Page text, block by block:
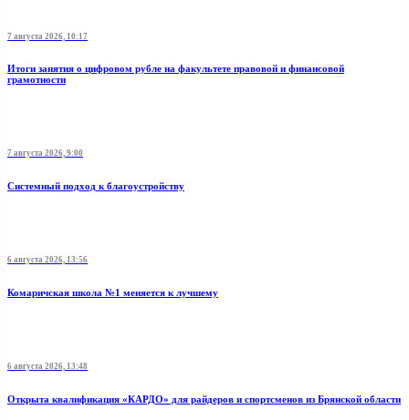
7 августа 2026, 10:17
Итоги занятия о цифровом рубле на факультете правовой и финансовой
грамотности
7 августа 2026, 9:00
Системный подход к благоустройству
6 августа 2026, 13:56
Комаричская школа №1 меняется к лучшему
6 августа 2026, 13:48
Открыта квалификация «КАРДО» для райдеров и спортсменов из Брянской области